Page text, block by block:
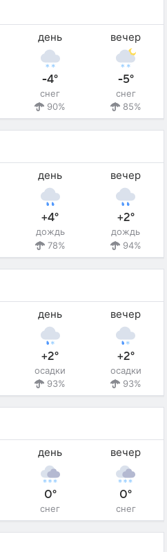
день
-4°
снег
90%
вечер
-5°
снег
85%
день
+4°
дождь
78%
вечер
+2°
дождь
94%
день
+2°
осадки
93%
вечер
+2°
осадки
93%
день
0°
снег
вечер
0°
снег